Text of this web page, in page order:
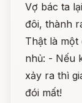
Vợ bác ta
đôi, thành
Thật là một
nhủ: - Nếu
xảy ra thì
đói mất!